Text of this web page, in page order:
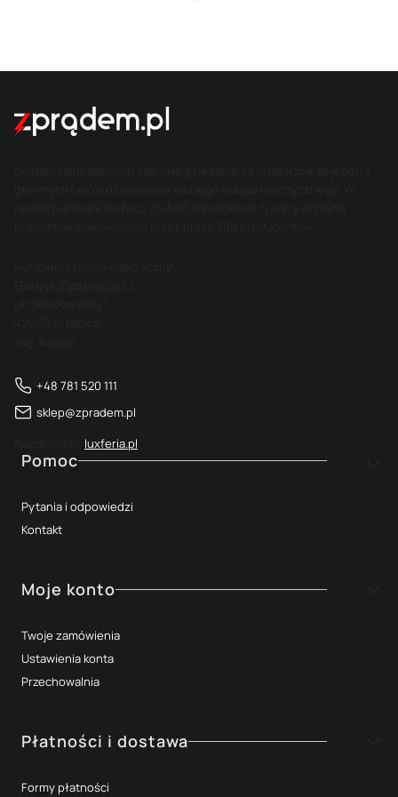
+48 781 520 111
sklep@zpradem.pl
luxferia.pl
Linki w stopce
Pomoc
Pytania i odpowiedzi
Kontakt
Moje konto
Twoje zamówienia
Ustawienia konta
Przechowalnia
Płatności i dostawa
Formy płatności